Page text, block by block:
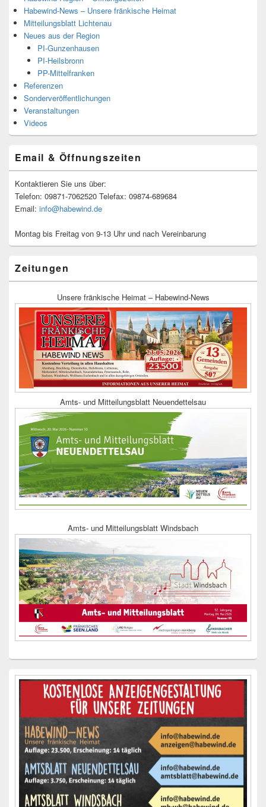
Habewind-News – Unsere fränkische Heimat
Mitteilungsblatt Lichtenau
Neues aus der Region
PI-Gunzenhausen
PI-Heilsbronn
PP-Mittelfranken
Referenzen
Sonderveröffentlichungen
Veranstaltungen
Videos
Email & Öffnungszeiten
Kontaktieren Sie uns über:
Telefon: 09871-7062520 Telefax: 09874-689684
Email: info@habewind.de
Montag bis Freitag von 9-13 Uhr und nach Vereinbarung
Zeitungen
Unsere fränkische Heimat – Habewind-News
Amts- und Mitteilungsblatt Neuendettelsau
Amts- und Mitteilungsblatt Windsbach